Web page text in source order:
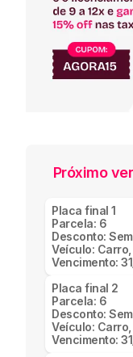
Próximo
Placa final1
Parcela: 6
Desconto:
Veículo:
Vencimento:
Placa final 2
Parcela: 6
Desconto:
Veículo:
Vencimento: